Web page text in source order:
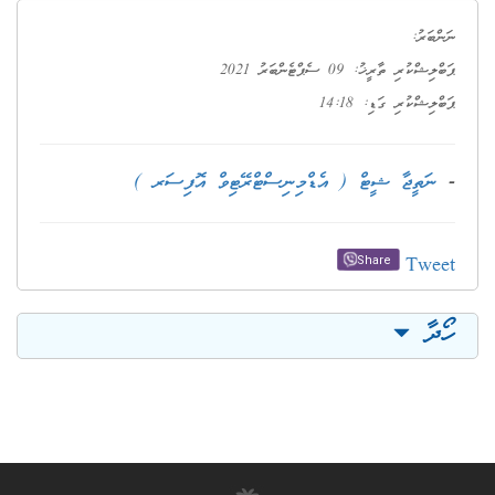
ނަންބަރު:
ޕަބްލިޝްކުރި ތާރީޚު: 09 ސެޕްޓެންބަރު 2021
ޕަބްލިޝްކުރި ގަޑި: 14:18
- ނަތީޖާ ޝީޓް ( އެޑްމިނިސްޓްރޭޓިވް އޮފިސަރ )
Tweet
Share
ހޯދާ